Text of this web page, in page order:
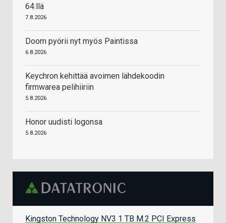
64:llä
7.8.2026
Doom pyörii nyt myös Paintissa
6.8.2026
Keychron kehittää avoimen lähdekoodin
firmwarea pelihiiriin
5.8.2026
Honor uudisti logonsa
5.8.2026
Kingston Technology NV3 1 TB M.2 PCI Express